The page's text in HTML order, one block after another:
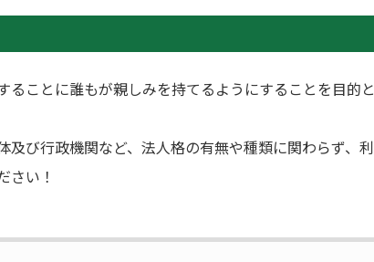
ことに誰もが親しみを持てるようにすることを目的と
及び行政機関など、法人格の有無や種類に関わらず、利
さい！